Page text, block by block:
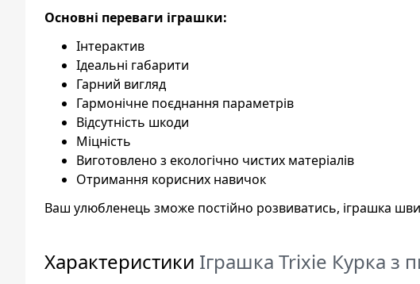
Основні переваги іграшки:
Інтерактив
Ідеальні габарити
Гарний вигляд
Гармонічне поєднання параметрів
Відсутність шкоди
Міцність
Виготовлено з екологічно чистих матеріалів
Отримання корисних навичок
Ваш улюбленець зможе постійно розвиватись, іграшка
Характеристики Іграшка Trixie Курка з